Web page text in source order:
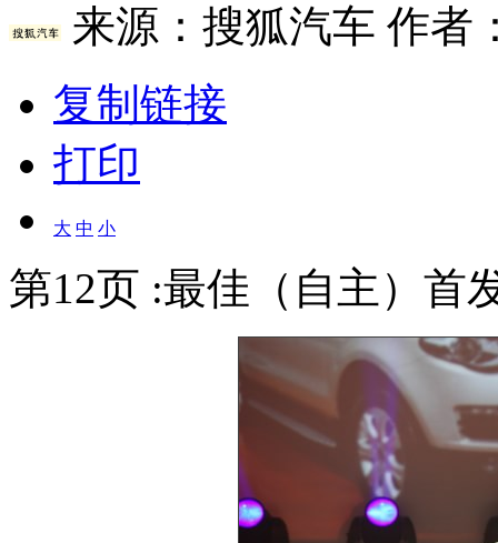
来源： 搜狐汽车 作者
复制链接
打印
大 中 小
第12页 :最佳（自主）